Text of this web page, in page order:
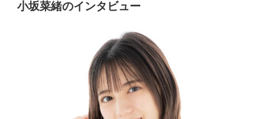
小坂菜緒のインタビュー